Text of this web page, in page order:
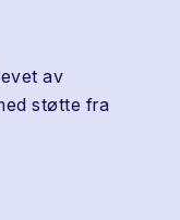
av
støtte fra